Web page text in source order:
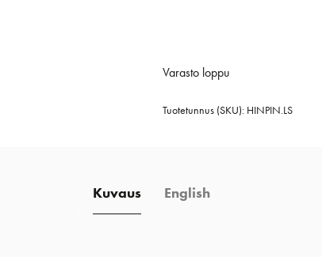
Varasto loppu
Tuotetunnus (SKU): HINPIN.LS
Kuvaus English